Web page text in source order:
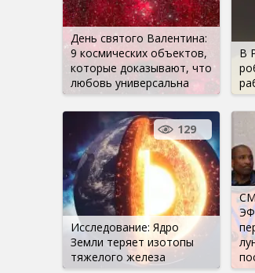
День святого Валентина:
9 космических объектов,
которые доказывают, что
любовь универсальна
В
Исследование: Ядро
Земли теряет изотопы
тяжелого железа
129